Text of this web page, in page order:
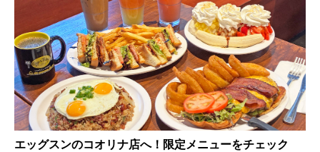
エッグスンのコオリナ店へ！限定メニューをチェック